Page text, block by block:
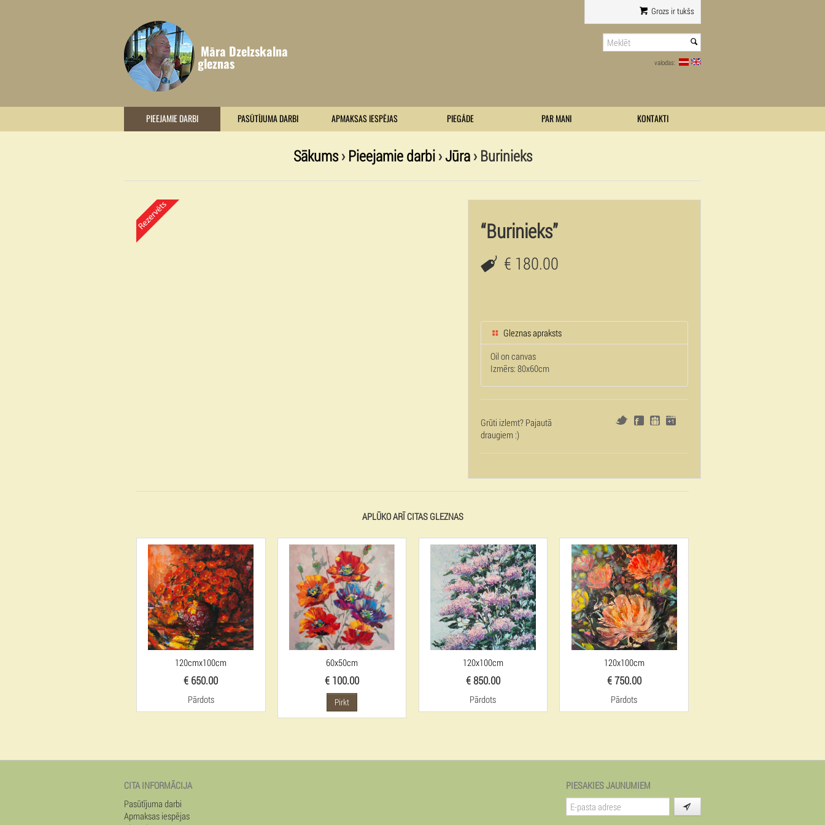
Grozs ir tukšs
Māra Dzelzskalna
gleznas valodas:
PIEEJAMIE DARBI PASŪTĪJUMA DARBI APMAKSAS IESPĒJAS PIEGĀDE PAR MANI KONTAKTI
Sākums› Pieejamie darbi›Jūra› Burinieks
“Burinieks”
€ 180.00
Gleznas apraksts
Oil on canvas
Izmērs: 80x60cm
Grūti izlemt? Pajautā
draugiem :)
APLŪKO ARĪ CITAS GLEZNAS
120cmx100cm
€ 650.00
Pārdots
60x50cm
€ 100.00
Pirkt
120x100cm
€ 850.00
Pārdots
120x100cm
€ 750.00
Pārdots
CITA INFORMĀCIJA
Pasūtījuma darbi
Apmaksas iespējas
PIESAKIES JAUNUMIEM